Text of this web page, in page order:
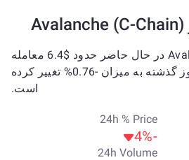
Avalanche (C-Chain) در حال حاضر حدود $6.4 معامله
می‌شود و طی هفت روز گذشته به میزان -0.76% تغییر کرده
است.
24h % Price
-4%
24h Volume